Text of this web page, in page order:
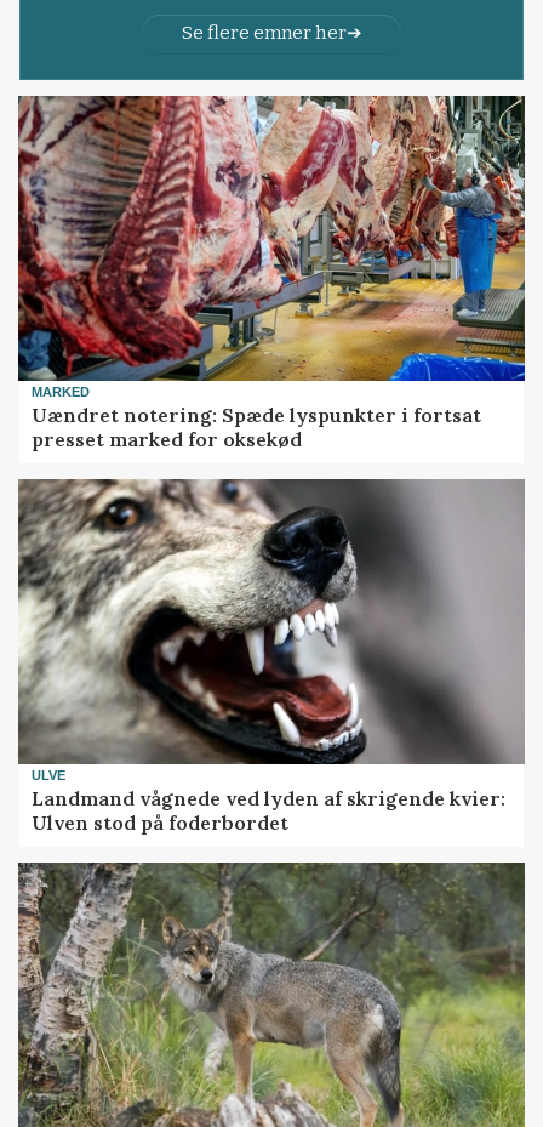
Se flere emner her
MARKED
Uændret notering: Spæde lyspunkter i fortsat
presset marked for oksekød
ULVE
Landmand vågnede ved lyden af skrigende kvier:
Ulven stod på foderbordet